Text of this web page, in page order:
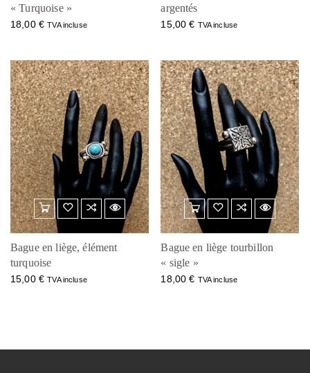
« Turquoise »
18,00 € TVA incluse
argentés
15,00€ TVA incluse
Bague en liège, élément
turquoise
15,00 € TVA incluse
Bague en liège tourbillon
« sigle »
18,00€ TVA incluse